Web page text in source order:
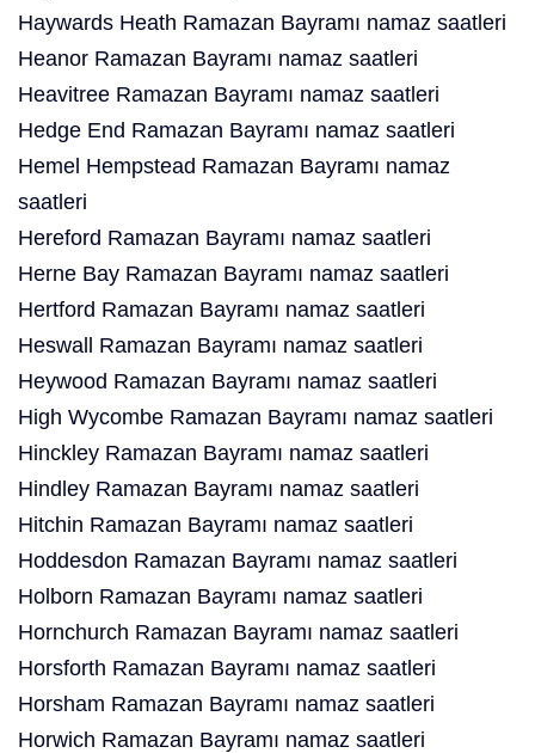
Haywards Heath Ramazan Bayramı namaz saatleri
Heanor Ramazan Bayramı namaz saatleri
Heavitree Ramazan Bayramı namaz saatleri
Hedge End Ramazan Bayramı namaz saatleri
Hemel Hempstead Ramazan Bayramı namaz
saatleri
Hereford Ramazan Bayramı namaz saatleri
Herne Bay Ramazan Bayramı namaz saatleri
Hertford Ramazan Bayramı namaz saatleri
Heswall Ramazan Bayramı namaz saatleri
Heywood Ramazan Bayramı namaz saatleri
High Wycombe Ramazan Bayramı namaz saatleri
Hinckley Ramazan Bayramı namaz saatleri
Hindley Ramazan Bayramı namaz saatleri
Hitchin Ramazan Bayramı namaz saatleri
Hoddesdon Ramazan Bayramı namaz saatleri
Holborn Ramazan Bayramı namaz saatleri
Hornchurch Ramazan Bayramı namaz saatleri
Horsforth Ramazan Bayramı namaz saatleri
Horsham Ramazan Bayramı namaz saatleri
Horwich Ramazan Bayramı namaz saatleri